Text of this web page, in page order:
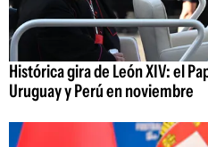
Histórica gira de León XIV: el
Uruguay y Perú en noviembre